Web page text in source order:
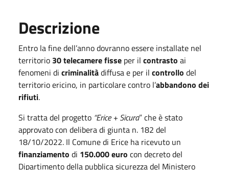
Descrizione
Entro la fine dell’anno dovranno essere installate nel
territorio 30 telecamere fisse per il contrasto ai
fenomeni di criminalitàdiffusa e per il controllo del
territorio ericino, in particolare contro l’abbandono dei
rifiuti.
Si tratta del progetto “Erice + Sicura” che è stato
approvato con delibera di giunta n. 182 del
18/10/2022. Il Comune di Erice ha ricevuto un
finanziamento di 150.000 euro con decreto del
Dipartimento della pubblica sicurezza del Ministero